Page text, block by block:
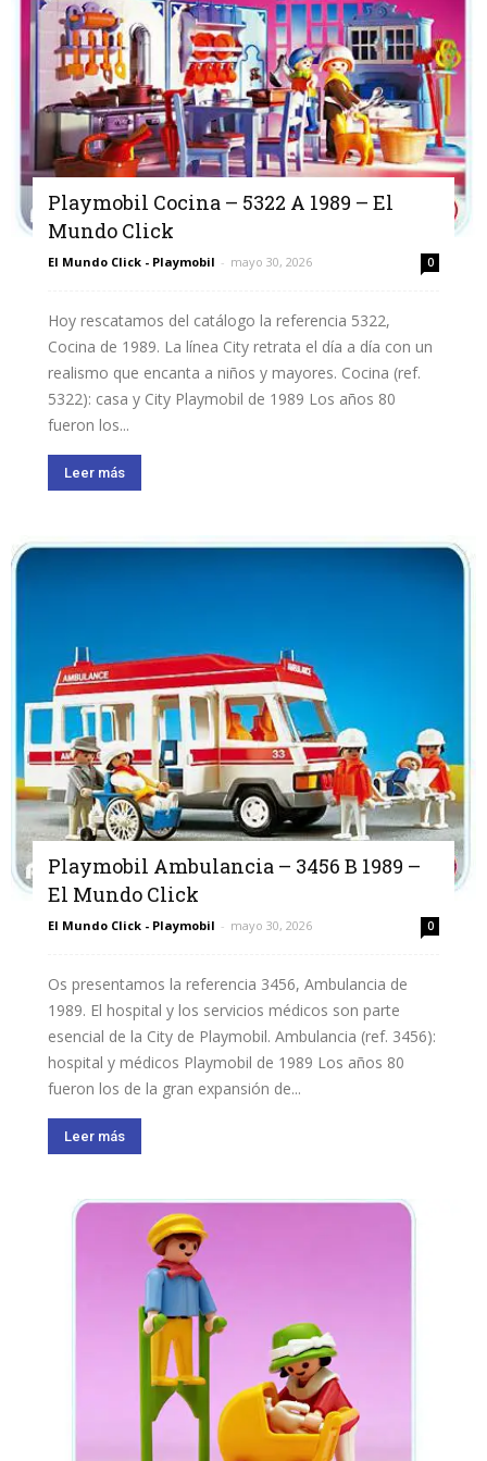
Playmobil Cocina – 5322 A 1989 – El
Mundo Click
El Mundo Click - Playmobil - mayo 30, 2026 0
Hoy rescatamos del catálogo la referencia 5322,
Cocina de 1989. La línea City retrata el día a día con un
realismo que encanta a niños y mayores. Cocina (ref.
5322): casa y City Playmobil de 1989 Los años 80
fueron los...
Leer más
Playmobil Ambulancia – 3456 B 1989 –
El Mundo Click
El Mundo Click - Playmobil - mayo 30, 2026 0
Os presentamos la referencia 3456, Ambulancia de
1989. El hospital y los servicios médicos son parte
esencial de la City de Playmobil. Ambulancia (ref. 3456):
hospital y médicos Playmobil de 1989 Los años 80
fueron los de la gran expansión de...
Leer más